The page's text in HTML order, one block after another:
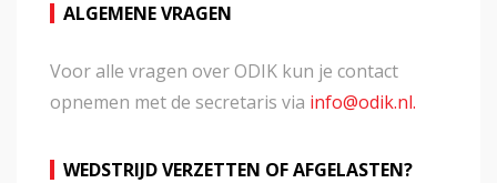
ALGEMENE VRAGEN
Voor alle vragen over ODIK kun je contact
opnemen met de secretaris via info@odik.nl.
WEDSTRIJD VERZETTEN OF AFGELASTEN?